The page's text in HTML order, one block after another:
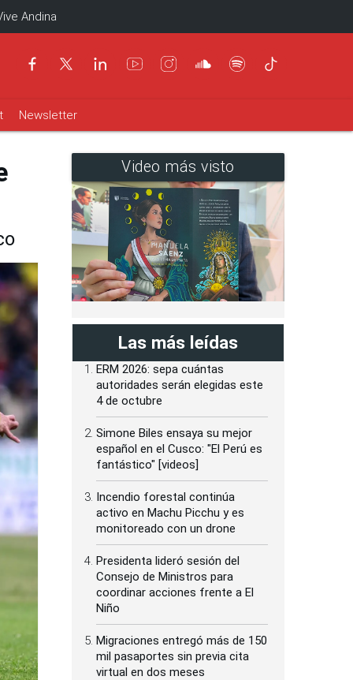
Andina
Newsletter
Video más visto
Las más leídas
ERM 2026: sepa cuántas
autoridades serán elegidas este
4 de octubre
Simone Biles ensaya su mejor
español en el Cusco: "El Perú es
fantástico" [videos]
Incendio forestal continúa
activo en Machu Picchu y es
monitoreado con un drone
Presidenta lideró sesión del
Consejo de Ministros para
coordinar acciones frente a El
Niño
Migraciones entregó más de 150
mil pasaportes sin previa cita
virtual en dos meses